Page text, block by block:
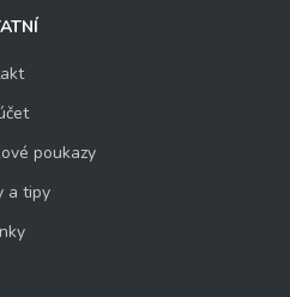
poukazy
a tipy